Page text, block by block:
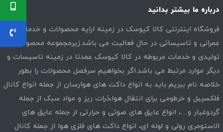
درباره ما بیشتر بدانید
فروشگاه اینترنتی کالا کیوسک در زمینه ارایه محصولات و خدمات
عمرانی و تاسیساتی در حال فعالیت می باشد.زیرمجموعه محصولات
تولیدی و خدمات مربوطه در کالا کیوسک عمدتا در زمینه تاسیسات و
دیگر موارد مرتبط می باشد.اگر بخواهیم سرفصل محصولات را بطور
خلاصه نام ببریم باید به انواع داکت های هوارسان از جمله انواع کانال
فلکسیبل و خرطومی برای انتقال هوا،ذرات ریز و مواد سبک از جمله
گردوغبار و…، انواع عایق های صوتی و حرارتی از جمله عایق های
الاستومری رولی و لوله ای، انواع داکت های فلزی هوا از جمله کانال